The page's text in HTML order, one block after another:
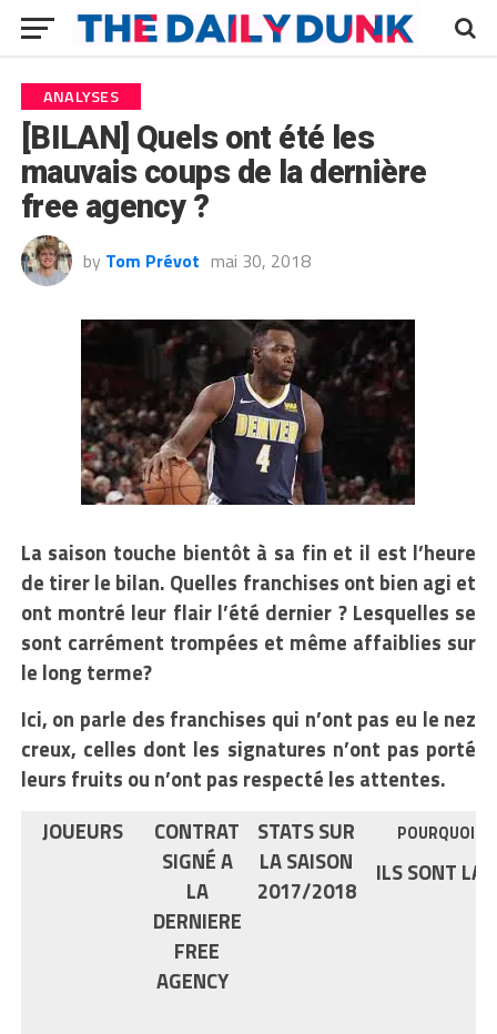
ANALYSES
[BILAN] Quels ont été les
mauvais coups de la dernière
free agency ?
by Tom Prévot mai 30, 2018
La saison touche bientôt à sa fin et il est l’heure
de tirer le bilan. Quelles franchises ont bien agi et
ont montré leur flair l’été dernier ? Lesquelles se
sont carrément trompées et même affaiblies sur
le long terme?
Ici, on parle des franchises qui n’ont pas eu le nez
creux, celles dont les signatures n’ont pas porté
leurs fruits ou n’ont pas respecté les attentes.
JOUEURS
CONTRAT
SIGNÉ A
LA
DERNIERE
FREE
AGENCY
STATS SUR
LA SAISON
2017/2018
POURQUOI
ILS SONT LA ?